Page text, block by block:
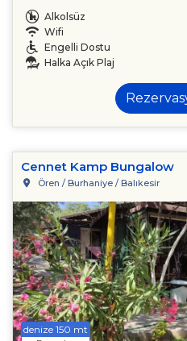
Alkolsüz
Wifi
Engelli Dostu
Halka Açık Plaj
Cennet Kamp Bungalow
Ören / Burhaniye / Balıkesir
denize 150 mt